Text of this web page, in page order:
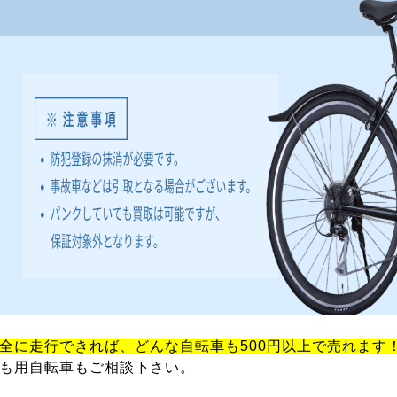
に走行できれば、どんな自転車も500円以上で売れます
用自転車もご相談下さい。